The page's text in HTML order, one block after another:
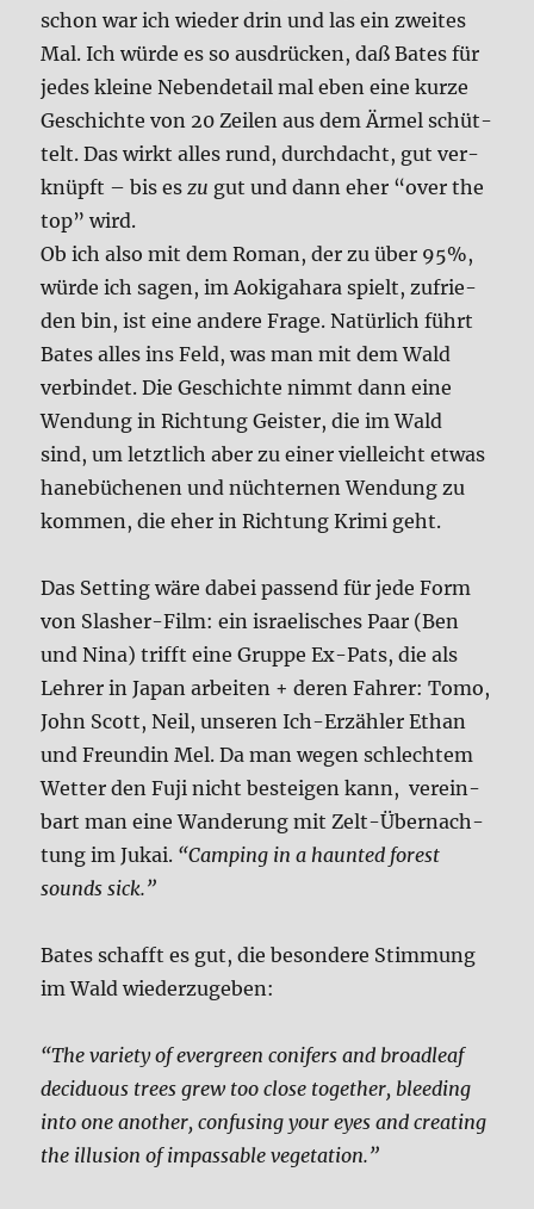
schon war ich wie­der drin und las ein zwei­tes
Mal. Ich wür­de es so aus­drücken, daß Bates für
jedes klei­ne Neben­de­tail mal eben eine kur­ze
Geschich­te von 20 Zei­len aus dem Ärmel schüt­
telt. Das wirkt alles rund, durch­dacht, gut ver­
knüpft – bis eszu gut und dann eher “over the
top” wird.
Ob ich alsomit dem Roman, der zu über 95%,
wür­de ich sagen, im Aoki­ga­ha­ra spielt, zufrie­
den bin, ist eine ande­re Fra­ge. Natür­lich führt
Bates alles ins Feld, was man mit dem Wald
ver­bin­det. Die Geschich­te nimmt dann eine
Wen­dung in Rich­tung Gei­ster, die im Wald
sind, um letzt­lich aber zu einer viel­leicht etwas
hane­bü­che­nen und nüch­ter­nen Wen­dung zu
kom­men, die eher in Rich­tung Kri­mi geht.
Das Set­ting wäre dabei pas­send für jede Form
von Slas­her-Film: ein israe­li­sches Paar (Ben
und Nina) trifft eine Grup­pe Ex-Pats, die als
Leh­rer in Japan arbei­ten + deren Fah­rer: Tomo,
John Scott, Neil, unse­ren Ich-Erzäh­ler Ethan
und Freun­din Mel. Da man wegen schlech­tem
Wet­ter den Fuji nicht bestei­gen kann, ver­ein­
bart man eine Wan­de­rung mit Zelt-Über­nach­
tung im Jukai. “Cam­ping in a haun­ted forest
sounds sick.”
Bates schafft es gut, die beson­de­re Stim­mung
im Wald wie­der­zu­ge­ben:
“The varie­ty of ever­green coni­fers and broad­le­af
deci­duous trees grew too clo­se tog­e­ther, blee­ding
into one ano­ther, con­fu­sing your eyes and crea­ting
the illu­si­on of impas­sa­ble vege­ta­ti­on.”